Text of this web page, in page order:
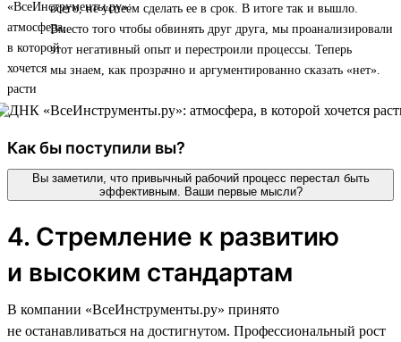
всего, не успеем сделать ее в срок. В итоге так и вышло.
Вместо того чтобы обвинять друг друга, мы проанализировали
этот негативный опыт и перестроили процессы. Теперь
мы знаем, как прозрачно и аргументированно сказать «нет».
Как бы поступили вы?
Вы заметили, что привычный рабочий процесс перестал быть
эффективным. Ваши первые мысли?
4. Стремление к развитию
и высоким стандартам
В компании «ВсеИнструменты.ру» принято
не останавливаться на достигнутом. Профессиональный рост